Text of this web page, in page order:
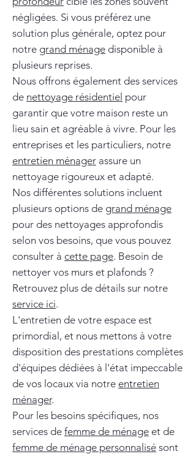
négligées. Si vous préférez une
solution plus générale, optez pour
notre grand ménage disponible à
plusieurs reprises.
Nous offrons également des services
de nettoyage résidentiel pour
garantir que votre maison reste un
lieu sain et agréable à vivre. Pour les
entreprises et les particuliers, notre
entretien ménager assure un
nettoyage rigoureux et adapté.
Nos différentes solutions incluent
plusieurs options de grand ménage
pour des nettoyages approfondis
selon vos besoins, que vous pouvez
consulter à cette page. Besoin de
nettoyer vos murs et plafonds ?
Retrouvez plus de détails sur notre
service ici.
L'entretien de votre espace est
primordial, et nous mettons à votre
disposition des prestations complètes
d'équipes dédiées à l'état impeccable
de vos locaux via notre entretien
ménager.
Pour les besoins spécifiques, nos
services de femme de ménage et de
femme de ménage personnalisé sont